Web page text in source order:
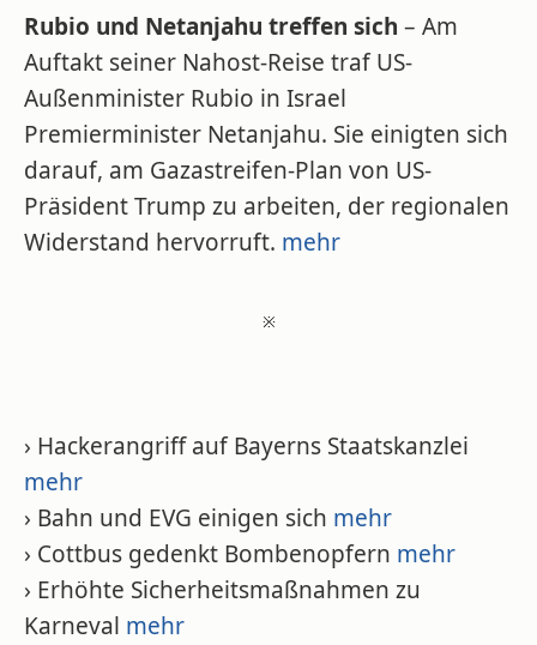
Rubio und Netanjahu treffen sich – Am
Auftakt seiner Nahost-Reise traf US-
Außenminister Rubio in Israel
Premierminister Netanjahu. Sie einigten sich
darauf, am Gazastreifen-Plan von US-
Präsident Trump zu arbeiten, der regionalen
Widerstand hervorruft. mehr
※
› Hackerangriff auf Bayerns Staatskanzlei
mehr
› Bahn und EVG einigen sich mehr
› Cottbus gedenkt Bombenopfern mehr
› Erhöhte Sicherheitsmaßnahmen zu
Karneval mehr